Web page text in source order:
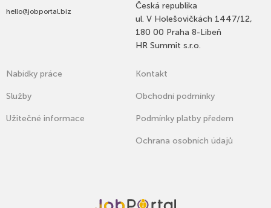
Česká republika
ul. V Holešovičkách 1447/12,
180 00 Praha 8-Libeň
HR Summit s.r.o.
hello@jobportal.biz
Nabídky práce
Služby
Užitečné informace
Kontakt
Оbchodní podmínky
Podmínky platby předem
Ochrana osobních údajů